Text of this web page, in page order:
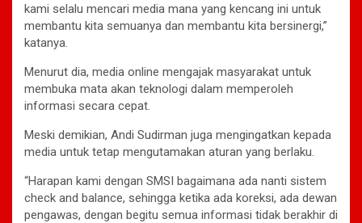
kami selalu mencari media mana yang kencang ini untuk
membantu kita semuanya dan membantu kita bersinergi,”
katanya.
Menurut dia, media online mengajak masyarakat untuk
membuka mata akan teknologi dalam memperoleh
informasi secara cepat.
Meski demikian, Andi Sudirman juga mengingatkan kepada
media untuk tetap mengutamakan aturan yang berlaku.
“Harapan kami dengan SMSI bagaimana ada nanti sistem
check and balance, sehingga ketika ada koreksi, ada dewan
pengawas, dengan begitu semua informasi tidak berakhir di